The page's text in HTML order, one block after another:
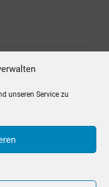
unseren Service zu